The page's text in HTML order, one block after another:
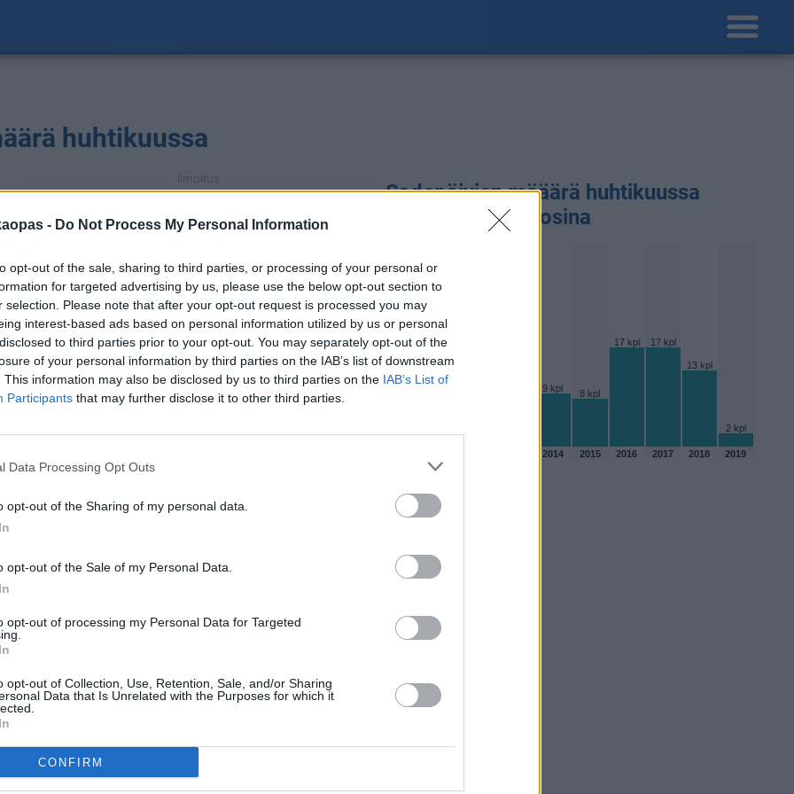
- Do Not Process My Personal Information
opt-out of the sale, sharing to third parties, or processing of your personal or
for targeted advertising by us, please use the below opt-out section to
selection. Please note that after your opt-out request is processed you may
interest-based ads based on personal information utilized by us or personal
to third parties prior to your opt-out. You may separately opt-out of the
of your personal information by third parties on the IAB’s list of downstream
This information may also be disclosed by us to third parties on the IAB’s List of
Participants that may further disclose it to other third parties.
Data Processing Opt Outs
opt-out of the Sharing of my personal data.
opt-out of the Sale of my Personal Data.
opt-out of processing my Personal Data for Targeted
opt-out of Collection, Use, Retention, Sale, and/or Sharing
Data that Is Unrelated with the Purposes for which it
CONFIRM
huhtikuussa
Sadepäivien määärä huhtikuussa
aikaisempina vuosina
9 kpl
8 kpl
17 kpl 17 kpl
13 kpl
2 kpl
2014 2015 2016 2017 2018 2019
Taulukossa on listattu huhtikuun sadekertymä ja
luvulla.
2010
7 mm
9 kpl
2011
2013
12 mm
11 kpl
2014
33 mm
9 kpl
2017
41 mm
2018
33 mm 13 kpl